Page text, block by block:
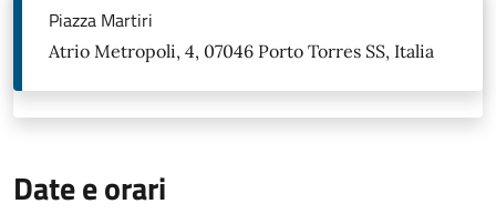
Piazza Martiri
Atrio Metropoli, 4, 07046 Porto Torres SS, Italia
Date e orari